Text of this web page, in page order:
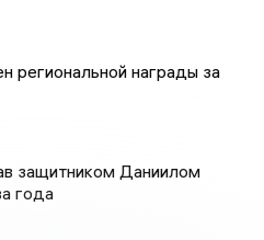
региональной награды за
защитником Даниилом
года